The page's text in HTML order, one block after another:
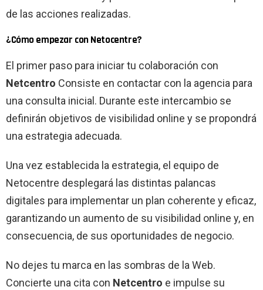
de las acciones realizadas.
¿Cómo empezar con Netocentre?
El primer paso para iniciar tu colaboración con
Netcentro Consiste en contactar con la agencia para
una consulta inicial. Durante este intercambio se
definirán objetivos de visibilidad online y se propondrá
una estrategia adecuada.
Una vez establecida la estrategia, el equipo de
Netocentre desplegará las distintas palancas
digitales para implementar un plan coherente y eficaz,
garantizando un aumento de su visibilidad online y, en
consecuencia, de sus oportunidades de negocio.
No dejes tu marca en las sombras de la Web.
Concierte una cita con Netcentro e impulse su